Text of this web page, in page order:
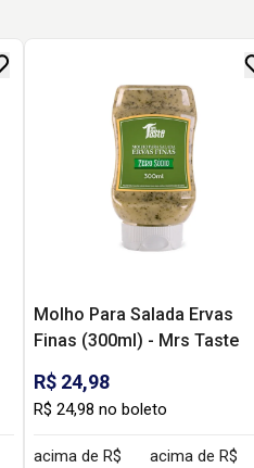
Molho Para Salada Ervas
Finas (300ml) - Mrs Taste
R$ 24,98
R$ 24,98 no boleto
acima de R$
acima de R$